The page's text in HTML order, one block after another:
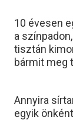
10 évesen
a
tisztán
bármit meg
Annyira
egyik